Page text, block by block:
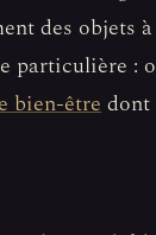
des objets
particulière :
bien-êtredont